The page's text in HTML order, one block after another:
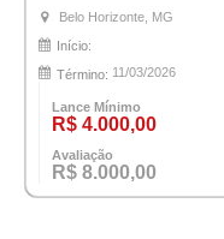
Belo Horizonte, MG
Início:
Término: 11/03/2026
Lance Mínimo
R$ 4.000,00
Avaliação
R$ 8.000,00